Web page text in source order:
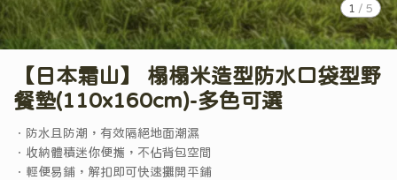
1 / 5
【日本霜山】 榻榻米造型防水口袋型野
餐墊(110x160cm)-多色可選
．防水且防潮，有效隔絕地面潮濕
．收納體積迷你便攜，不佔背包空間
．輕便易鋪，解扣即可快速攤開平鋪